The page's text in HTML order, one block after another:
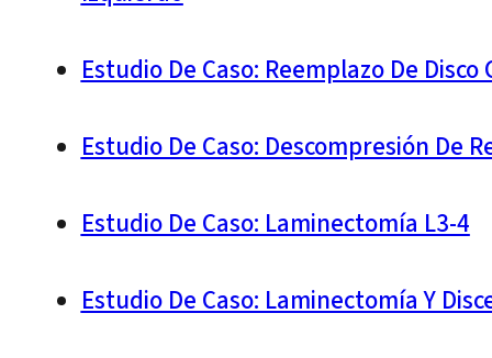
Estudio De Caso: Reemplazo De Disco
Estudio De Caso: Descompresión De
Estudio De Caso: Laminectomía L3-4
Estudio De Caso: Laminectomía Y